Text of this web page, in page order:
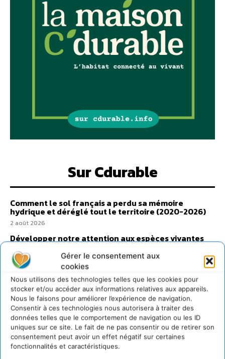
Gérer le consentement aux
cookies
Nous utilisons des technologies telles que les cookies pour
stocker et/ou accéder aux informations relatives aux appareils.
Nous le faisons pour améliorer l’expérience de navigation.
Consentir à ces technologies nous autorisera à traiter des
données telles que le comportement de navigation ou les ID
uniques sur ce site. Le fait de ne pas consentir ou de retirer son
consentement peut avoir un effet négatif sur certaines
fonctionnalités et caractéristiques.
Sur Cdurable
Comment le sol français a perdu sa mémoire
hydrique et déréglé tout le territoire (2020-2026)
2 août 2026
Développer notre attention aux espèces vivantes
30 juillet 2026
Un kit citoyen pour lever les freins au
développement des forêts comestibles dans nos
villes
29 juillet 2026
L’éco-anxiété informe et l’éco-lucidité transforme
28 juillet 2026
7 indicateurs pour des villes résilientes et durables,
adaptées au changement climatique